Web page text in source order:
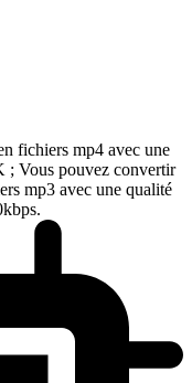
fichiers mp4 avec une
Vous pouvez convertir
mp3 avec une qualité